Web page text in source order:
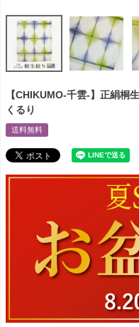
【CHIKUMO-千雲-】正絹
くるり
送料無料